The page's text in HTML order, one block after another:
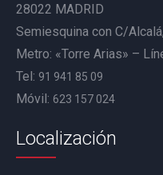
28022 MADRID
Semiesquina con C/
Metro: «Torre Arias» –
Tel: 91 941 85 09
Móvil: 623 157 024
Localización